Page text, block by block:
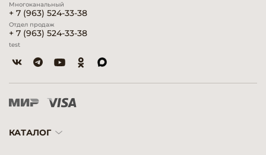
Многоканальный
+ 7 (963) 524-33-38
Отдел продаж
+ 7 (963) 524-33-38
test
КАТАЛОГ